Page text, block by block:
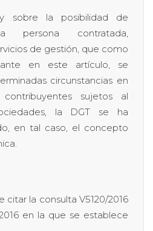
sobre la posibilidad de
persona contratada,
de gestión, que como
en este artículo, se
circunstancias en
sujetos al
la DGT se ha
en tal caso, el concepto
la consulta V5120/2016
en la que se establece